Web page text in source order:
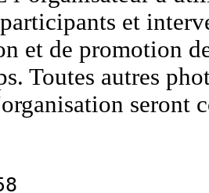
et
et de promotion
Toutes autres
seront